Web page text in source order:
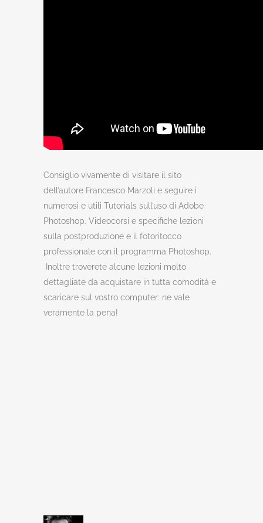
Consiglio vivamente di visitare il sito
dell’autore Francesco Marzoli e seguire i
numerosi e utili Tutorials sull’uso di Adobe
Photoshop. Videocorsi e specifiche lezioni
sulla postproduzione e il fotoritocco
professionale con il programma Photoshop.
Inoltre troverete alcune lezioni molto
dettagliate da acquistare in tutta comodità e
scaricare sul vostro computer: ne vale
veramente la pena!